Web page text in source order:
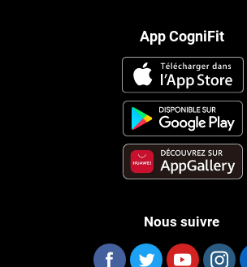
App CogniFit
Nous suivre